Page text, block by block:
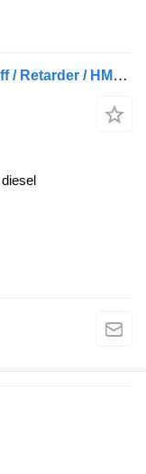
Mercedes-Benz Actros 2543 Baustoff / Retarder / HMF 2110 L2 / Lenkachse / Lift
diesel